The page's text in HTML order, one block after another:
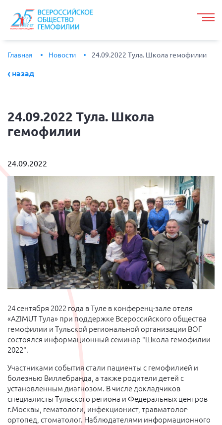
Главная Новости 24.09.2022 Тула. Школа гемофилии
назад
24.09.2022 Тула. Школа
гемофилии
24.09.2022
24 сентября 2022 года в Туле в конференц-зале отеля
«AZIMUT Тула» при поддержке Всероссийского общества
гемофилии и Тульской региональной организации ВОГ
состоялся информационный семинар "Школа гемофилии
2022".
Участниками события стали пациенты с гемофилией и
болезнью Виллебранда, а также родители детей с
установленным диагнозом. В числе докладчиков
специалисты Тульского региона и Федеральных центров
г.Москвы, гематологи, инфекционист, травматолог-
ортопед, стоматолог. Наблюдателями информационного